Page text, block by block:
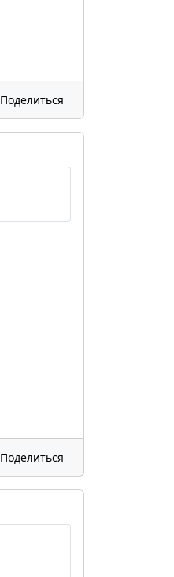
Поделиться
Поделиться